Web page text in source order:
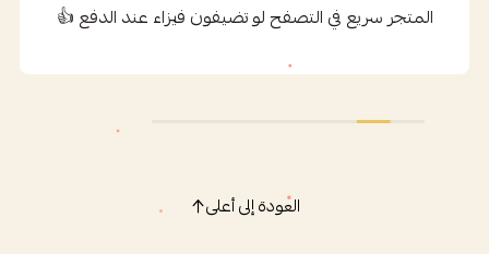
المتجر سريع في التصفح لو تضيفون فيزاء عند الدفع 👍
العودة إلى أعلى